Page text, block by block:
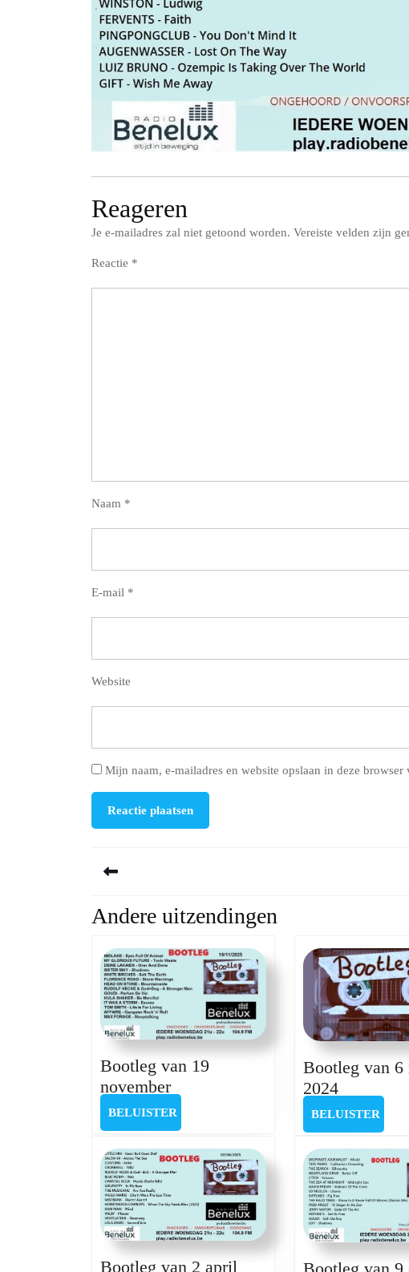
Reageren
Je e-mailadres zal niet getoond worden. Vereiste velden zijn
Reactie *
Naam *
E-mail *
Website
Mijn naam, e-mailadres en website opslaan in deze
Previous
Andere uitzendingen
Bootleg van 19
novemberBootleg
van
19
november
BELUISTER
Bootleg van 6
2024Bootleg
van
6
maart
2024
BELUISTER
Bootleg van 2 april